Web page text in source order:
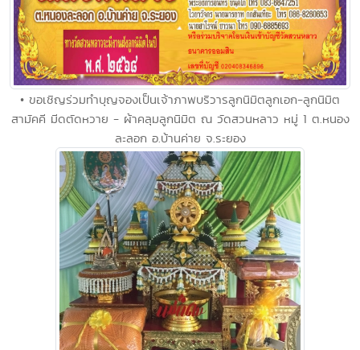
• ขอเชิญร่วมทำบุญจองเป็นเจ้าภาพบริวารลูกนิมิตลูกเอก-ลูกนิมิต
สามัคคี มีดตัดหวาย - ผ้าคลุมลูกนิมิต ณ วัดสวนหลาว หมู่ 1 ต.หนอง
ละลอก อ.บ้านค่าย จ.ระยอง